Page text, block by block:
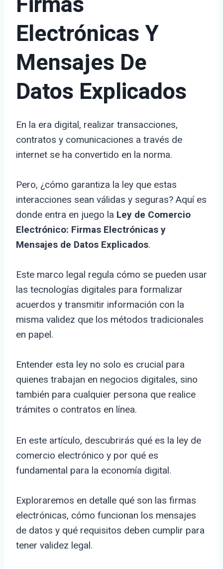
Electrónicas Y
Mensajes De
Datos Explicados
En la era digital, realizar transacciones,
contratos y comunicaciones a través de
internet se ha convertido en la norma.
Pero, ¿cómo garantiza la ley que estas
interacciones sean válidas y seguras? Aquí es
donde entra en juego la Ley de Comercio
Electrónico: Firmas Electrónicas y
Mensajes de Datos Explicados.
Este marco legal regula cómo se pueden usar
las tecnologías digitales para formalizar
acuerdos y transmitir información con la
misma validez que los métodos tradicionales
en papel.
Entender esta ley no solo es crucial para
quienes trabajan en negocios digitales, sino
también para cualquier persona que realice
trámites o contratos en línea.
En este artículo, descubrirás qué es la ley de
comercio electrónico y por qué es
fundamental para la economía digital.
Exploraremos en detalle qué son las firmas
electrónicas, cómo funcionan los mensajes
de datos y qué requisitos deben cumplir para
tener validez legal.